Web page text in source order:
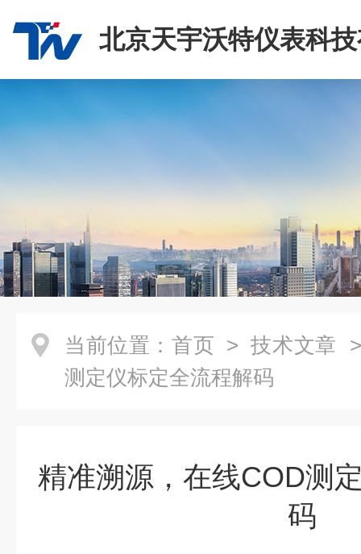
北京天宇沃特仪表科
司
当前位置： 首页 > 技术文章
测定仪标定全流程解码
精准溯源，在线COD测
码